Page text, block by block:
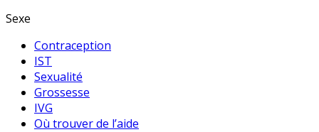
Sexe
Contraception
IST
Sexualité
Grossesse
IVG
Où trouver de l’aide